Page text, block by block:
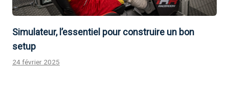
Simulateur, l’essentiel pour construire un bon
setup
24 février 2025